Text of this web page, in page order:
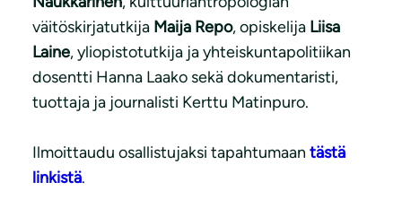
väitöskirjatutkija Maija Repo, opiskelija Liisa
Laine, yliopistotutkija ja yhteiskuntapolitiikan
dosentti Hanna Laako sekä dokumentaristi,
tuottaja ja journalisti Kerttu Matinpuro.
Ilmoittaudu osallistujaksi tapahtumaan tästä
linkistä.